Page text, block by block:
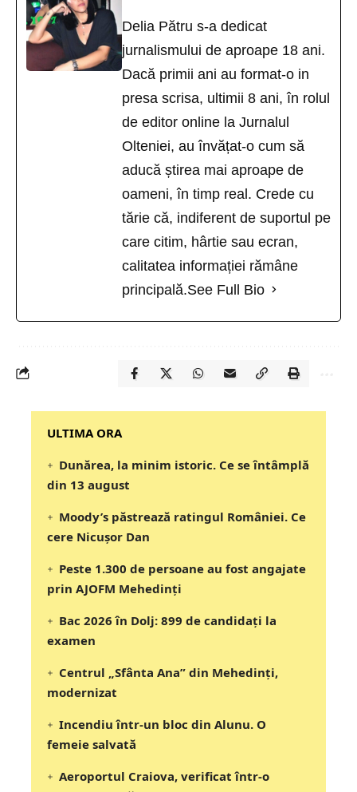
Delia Pătru s-a dedicat
jurnalismului de aproape 18 ani.
Dacă primii ani au format-o in
presa scrisa, ultimii 8 ani, în rolul
de editor online la Jurnalul
Olteniei, au învățat-o cum să
aducă știrea mai aproape de
oameni, în timp real. Crede cu
tărie că, indiferent de suportul pe
care citim, hârtie sau ecran,
calitatea informației rămâne
principală.See Full Bio
‎‎‎‎‎‎‎ULTIMA ORA
Dunărea, la minim istoric. Ce se întâmplă
din 13 august
Moody’s păstrează ratingul României. Ce
cere Nicușor Dan
Peste 1.300 de persoane au fost angajate
prin AJOFM Mehedinți
Bac 2026 în Dolj: 899 de candidați la
examen
Centrul „Sfânta Ana” din Mehedinți,
modernizat
Incendiu într-un bloc din Alunu. O
femeie salvată
Aeroportul Craiova, verificat într-o